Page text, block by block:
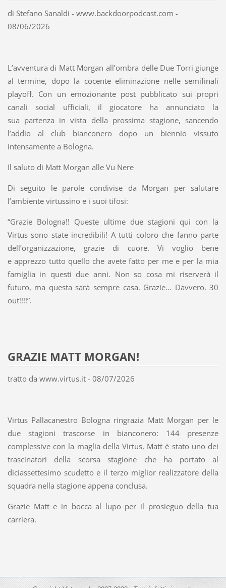
di Stefano Sanaldi - www.backdoorpodcast.com -
08/06/2026
L’avventura di Matt Morgan all’ombra delle Due Torri giunge
al termine, dopo la cocente eliminazione nelle semifinali
playoff. Con un emozionante post pubblicato sui propri
canali social ufficiali, il giocatore ha annunciato la
sua partenza in vista della prossima stagione, sancendo
l’addio al club bianconero dopo un biennio vissuto
intensamente a Bologna.
Il saluto di Matt Morgan alle Vu Nere
Di seguito le parole condivise da Morgan per salutare
l’ambiente virtussino e i suoi tifosi:
“Grazie Bologna!! Queste ultime due stagioni qui con la
Virtus sono state incredibili! A tutti coloro che fanno parte
dell’organizzazione, grazie di cuore. Vi voglio bene
e apprezzo tutto quello che avete fatto per me e per la mia
famiglia in questi due anni. Non so cosa mi riserverà il
futuro, ma questa sarà sempre casa. Grazie… Davvero. 30
out!!!!”.
GRAZIE MATT MORGAN!
tratto da www.virtus.it - 08/07/2026
Virtus Pallacanestro Bologna ringrazia Matt Morgan per le
due stagioni trascorse in bianconero: 144 presenze
complessive con la maglia della Virtus, Matt è stato uno dei
trascinatori della scorsa stagione che ha portato al
diciassettesimo scudetto e il terzo miglior realizzatore della
squadra nella stagione appena conclusa.
Grazie Matt e in bocca al lupo per il prosieguo della tua
carriera.